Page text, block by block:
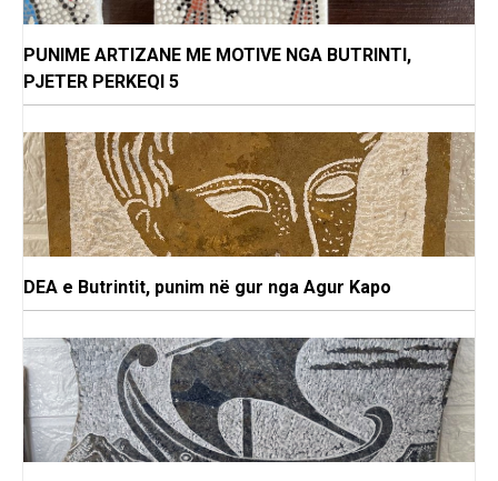
PUNIME ARTIZANE ME MOTIVE NGA BUTRINTI,
PJETER PERKEQI 5
DEA e Butrintit, punim në gur nga Agur Kapo